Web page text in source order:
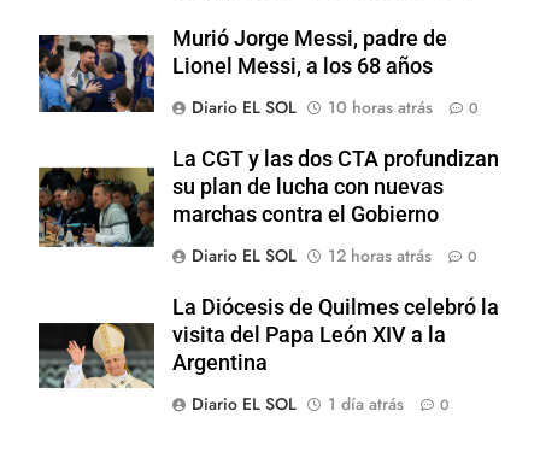
Murió Jorge Messi, padre de
Lionel Messi, a los 68 años
Diario EL SOL
10 horas atrás 0
La CGT y las dos CTA profundizan
su plan de lucha con nuevas
marchas contra el Gobierno
Diario EL SOL
12 horas atrás 0
La Diócesis de Quilmes celebró la
visita del Papa León XIV a la
Argentina
Diario EL SOL
1 día atrás 0